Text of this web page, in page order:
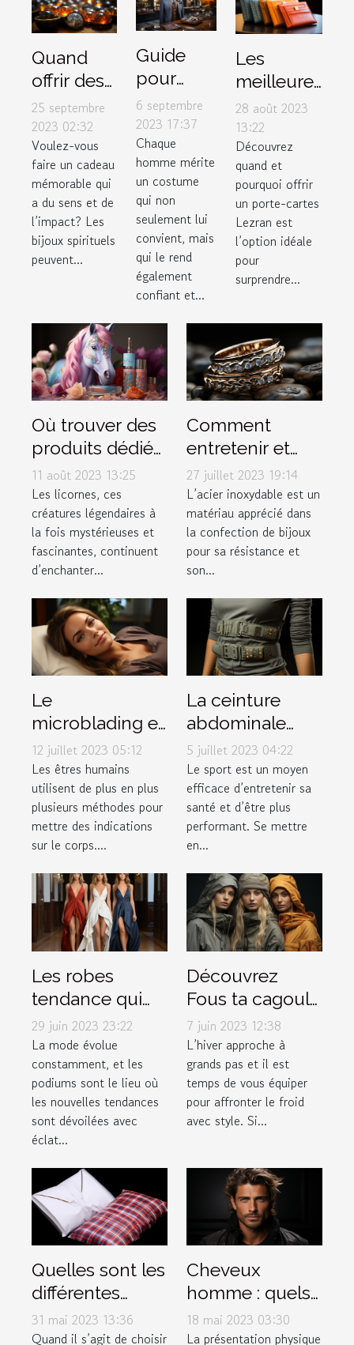
Quand
offrir des
bijoux
spirituels
pour
maximiser
leur
impact
25 septembre
2023 02:32
Voulez-vous
faire un cadeau
mémorable qui
a du sens et de
l’impact? Les
bijoux spirituels
peuvent...
Guide
pour
choisir le
costume
parfait
dans un
magasin
de luxe
6 septembre
2023 17:37
Chaque
homme mérite
un costume
qui non
seulement lui
convient, mais
qui le rend
également
confiant et...
Les
meilleures
occasions
pour offrir
un porte-
cartes
Lezran
28 août 2023
13:22
Découvrez
quand et
pourquoi offrir
un porte-cartes
Lezran est
l’option idéale
pour
surprendre...
Où trouver des
produits dédiés
aux licornes ?
11 août 2023 13:25
Les licornes, ces
créatures légendaires à
la fois mystérieuses et
fascinantes, continuent
d’enchanter...
Comment
entretenir et
conserver vos
bijoux en acier
inoxydable
27 juillet 2023 19:14
L’acier inoxydable est un
matériau apprécié dans
la confection de bijoux
pour sa résistance et
son...
Le
microblading et
tout ce qu’il faut
savoir à ce
propos
12 juillet 2023 05:12
Les êtres humains
utilisent de plus en plus
plusieurs méthodes pour
mettre des indications
sur le corps....
La ceinture
abdominale
pulsée :
pourquoi l'avoir
dans votre
garde-robe ?
5 juillet 2023 04:22
Le sport est un moyen
efficace d’entretenir sa
santé et d’être plus
performant. Se mettre
en...
Les robes
tendance qui
font fureur sur
les podiums de
la mode
29 juin 2023 23:22
La mode évolue
constamment, et les
podiums sont le lieu où
les nouvelles tendances
sont dévoilées avec
éclat...
Découvrez
Fous ta cagoule
: la boutique
incontournable
pour vos
accessoires
d'hiver
7 juin 2023 12:38
L’hiver approche à
grands pas et il est
temps de vous équiper
pour affronter le froid
avec style. Si...
Quelles sont les
différentes
options de
serviettes
31 mai 2023 13:36
Quand il s’agit de choisir
Cheveux
homme : quels
sont les
différents types
18 mai 2023 03:30
La présentation physique